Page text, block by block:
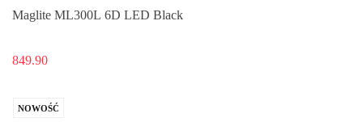
Maglite ML300L 6D LED Black
849.90
NOWOŚĆ